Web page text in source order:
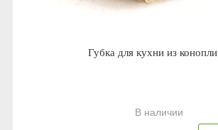
Губка для кухни из конопли
В наличии